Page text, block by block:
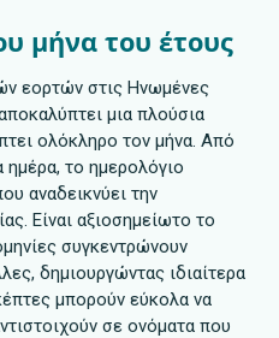
μήνα του έτους
εορτών στις Ηνωμένες
μια πλούσια
ολόκληρο τον μήνα. Από
το ημερολόγιο
αναδεικνύει την
Είναι αξιοσημείωτο το
συγκεντρώνουν
δημιουργώντας ιδιαίτερα
μπορούν εύκολα να
σε ονόματα που